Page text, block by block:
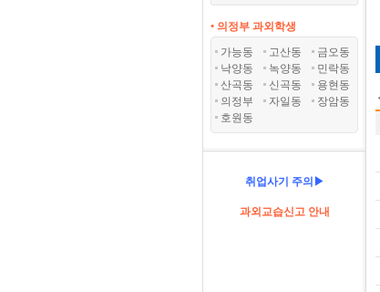
• 의정부 과외학생
가능동
고산동
금오동
낙양동
녹양동
민락동
산곡동
신곡동
용현동
의정부
자일동
장암동
호원동
취업사기 주의▶
과외교습신고 안내